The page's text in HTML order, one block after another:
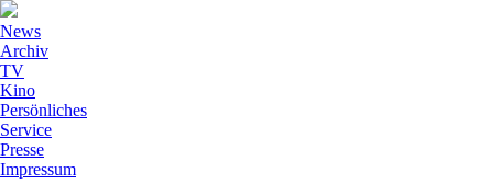
News
Archiv
TV
Kino
Persönliches
Service
Presse
Impressum